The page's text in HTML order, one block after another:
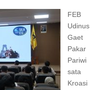
FEB
Udinus
Gaet
Pakar
Pariwi
sata
Kroasi